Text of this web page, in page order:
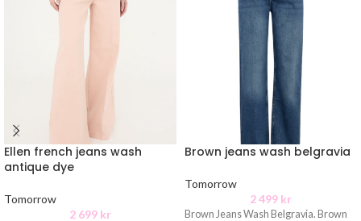
Ellen french jeans wash
antique dye
Tomorrow
2 699 kr
Brown jeans wash belgravia
Tomorrow
2 499 kr
Brown Jeans Wash Belgravia. Brown